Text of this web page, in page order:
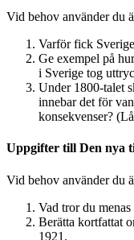
Vid behov använder du
Varför fick
Ge exempel på
i Sverige tog
Under 1800-talet
innebar det för
konsekvenser?
Uppgifter till Den nya
Vid behov använder du
Vad tror du menas
Berätta kortfattat
1921.